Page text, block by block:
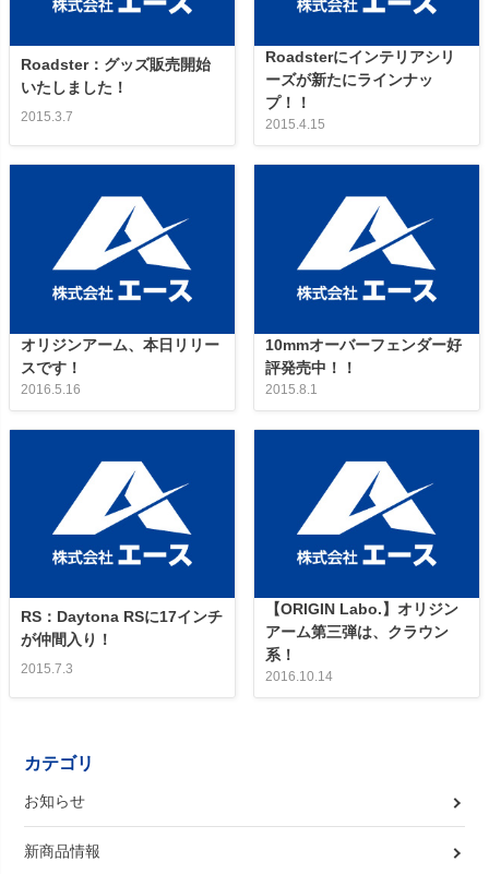
Roadster：グッズ販売開始
いたしました！
2015.3.7
Roadsterにインテリアシリ
ーズが新たにラインナッ
プ！！
2015.4.15
オリジンアーム、本日リリー
スです！
2016.5.16
10mmオーバーフェンダー好
評発売中！！
2015.8.1
RS：Daytona RSに17インチ
が仲間入り！
2015.7.3
【ORIGIN Labo.】オリジン
アーム第三弾は、クラウン
系！
2016.10.14
カテゴリ
お知らせ
新商品情報